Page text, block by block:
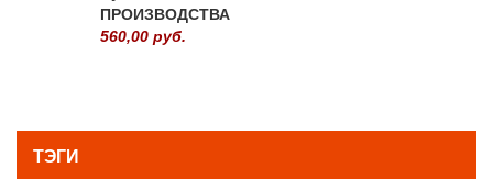
ПРОИЗВОДСТВА
560,00 руб.
ТЭГИ